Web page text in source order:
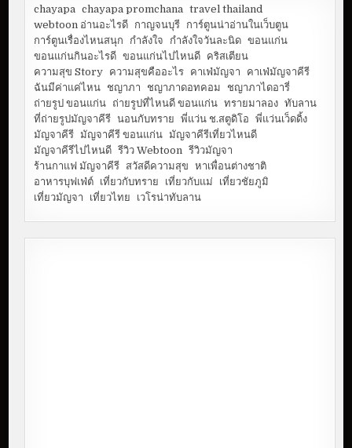
chayapa chayapa promchana
travel thailand
webtoon อ่านอะไรดี กาญจนบุรี การ์ตูนน่าอ่านในเว็บตูน
การ์ตูนเรื่องไหนสนุก
กำลังใจ กำลังใจวันละนิด ขอนแก่น
ขอนแก่นกินอะไรดี ขอนแก่นไปไหนดี คริสเตียน
ความสุข Story ความสุขคืออะไร คาเฟ่มัญจา
คาเฟ่มัญจาคีรี
ฉันมีค่าแค่ไหน ชญาภา ชญาภาดอทคอม
ชญาภาไดอารี่
ถ่ายรูป ขอนแก่น ถ่ายรูปที่ไหนดี ขอนแก่น ทรายมาลอง ทับลาน
ที่ถ่ายรูปมัญจาคีรี นอนกับทราย พี่แว่น ช.สตูดิโอ
พี่แว่นเว็ดดิ้ง
มัญจาคีรี มัญจาคีรี ขอนแก่น มัญจาคีรีเที่ยวไหนดี
มัญจาคีรีไปไหนดี รีวิว Webtoon
รีวิวมัญจา
ร้านกาแฟ มัญจาคีรี สวัสดีความสุข
หาเพื่อนต่างชาติ
อาหารบุฟเฟ่ต์ เที่ยวกับทราย เที่ยวกับแม่
เที่ยวชัยภูมิ
เที่ยวมัญจา
เที่ยวไทย เวโรน่าทับลาน